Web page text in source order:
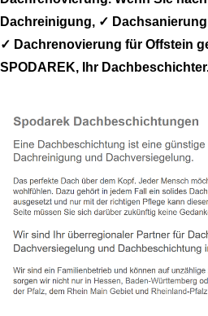
Dachreinigung, ✓
✓ Dachrenovierung für Offstein
SPODAREK, Ihr